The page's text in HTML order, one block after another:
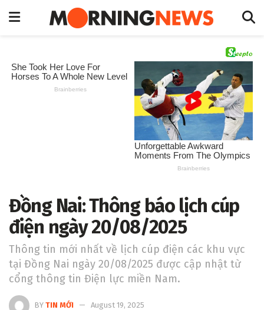
Đồng Nai: Thông báo lịch cúp
điện ngày 20/08/2025
Thông tin mới nhất về lịch cúp điện các khu vực
tại Đồng Nai ngày 20/08/2025 được cập nhật từ
cổng thông tin Điện lực miền Nam.
BY TIN MỚI August 19, 2025